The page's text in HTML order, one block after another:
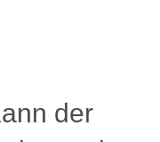
Feed
der